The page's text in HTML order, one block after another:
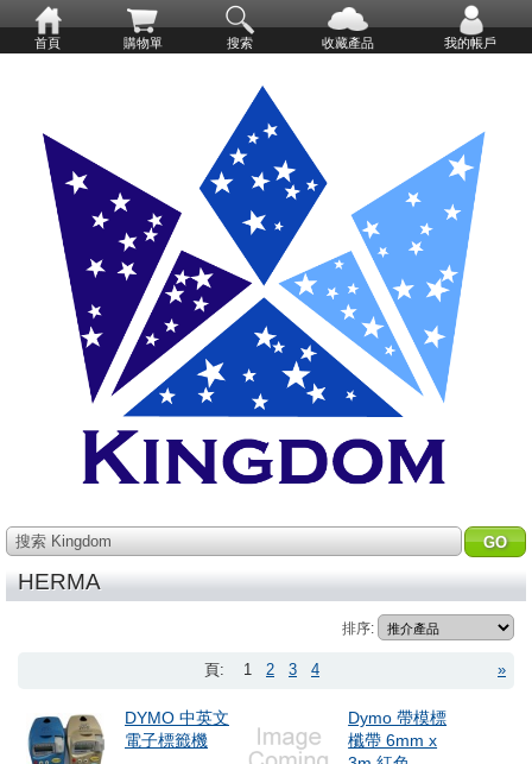
首頁 購物單 搜索 收藏產品 我的帳戶
搜索 Kingdom
HERMA
排序:
»
頁: 1 2 3 4
DYMO 中英文
電子標籤機
Dymo 帶模標
櫼帶 6mm x